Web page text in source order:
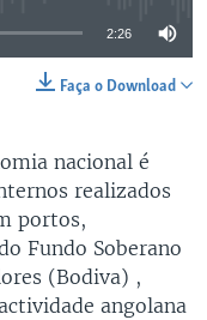
2:26
Faça o Download
nacional é
realizados
portos,
Fundo Soberano
(Bodiva) ,
angolana